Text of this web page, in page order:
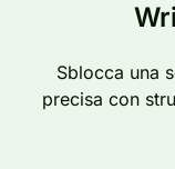
Sblocca una
precisa con